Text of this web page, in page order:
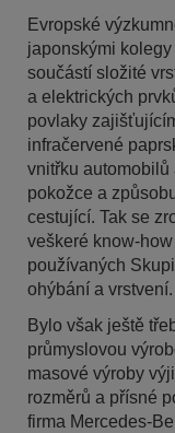
Evropské
japonskými
součástí složité
a elektrických
povlaky
infračervené
vnitřku
pokožce a
cestující. Tak se
veškeré know-
používaných
ohýbání a vrstvení.
Bylo však ještě
průmyslovou
masové výroby
rozměrů a přísné
firma Mercedes-